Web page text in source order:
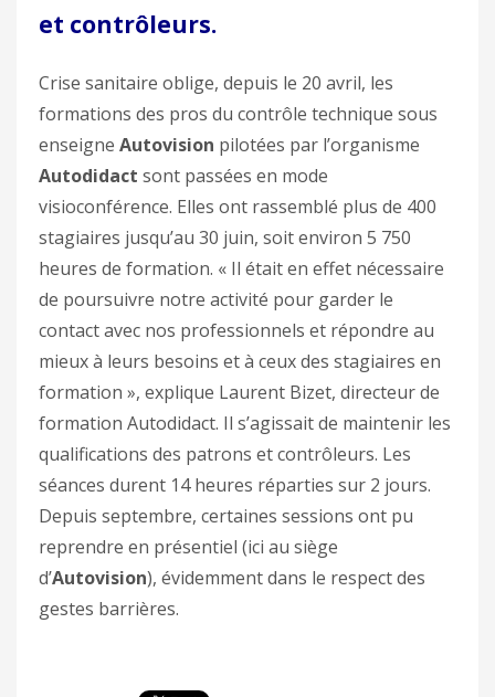
et contrôleurs.
Crise sanitaire oblige, depuis le 20 avril, les
formations des pros du contrôle technique sous
enseigne Autovision pilotées par l’organisme
Autodidact sont passées en mode
visioconférence. Elles ont rassemblé plus de 400
stagiaires jusqu’au 30 juin, soit environ 5 750
heures de formation. « Il était en effet nécessaire
de poursuivre notre activité pour garder le
contact avec nos professionnels et répondre au
mieux à leurs besoins et à ceux des stagiaires en
formation », explique Laurent Bizet, directeur de
formation Autodidact. Il s’agissait de maintenir les
qualifications des patrons et contrôleurs. Les
séances durent 14 heures réparties sur 2 jours.
Depuis septembre, certaines sessions ont pu
reprendre en présentiel (ici au siège
d’Autovision), évidemment dans le respect des
gestes barrières.